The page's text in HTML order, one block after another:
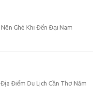
Ghé Khi Đến Đại Nam
Địa Điểm Du Lịch Cần Thơ Năm